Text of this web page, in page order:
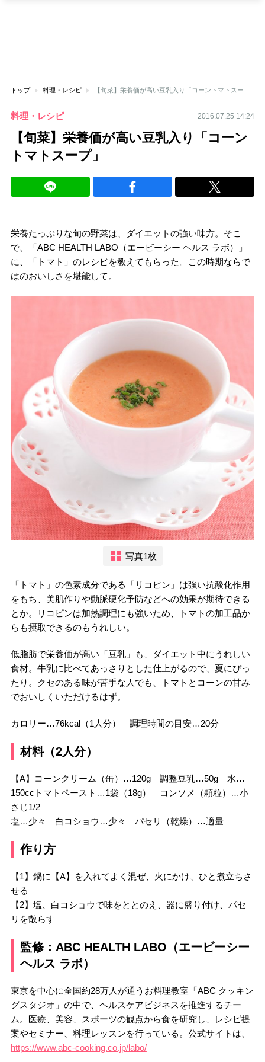
トップ 料理・レシピ
料理・レシピ 2016.07.25 14:24
【旬菜】栄養価が高い豆乳入り「コーン
トマトスープ」
栄養たっぷりな旬の野菜は、ダイエットの強い味方。そこ
で、「ABC HEALTH LABO（エービーシー ヘルス ラボ）」
に、「トマト」のレシピを教えてもらった。この時期ならで
はのおいしさを堪能して。
写真1枚
「トマト」の色素成分である「リコピン」は強い抗酸化作用
をもち、美肌作りや動脈硬化予防などへの効果が期待できる
とか。リコピンは加熱調理にも強いため、トマトの加工品か
らも摂取できるのもうれしい。
低脂肪で栄養価が高い「豆乳」も、ダイエット中にうれしい
食材。牛乳に比べてあっさりとした仕上がるので、夏にぴっ
たり。クセのある味が苦手な人でも、トマトとコーンの甘み
でおいしくいただけるはず。
カロリー…76kcal（1人分） 調理時間の目安…20分
材料（2人分）
【A】コーンクリーム（缶）…120g 調整豆乳…50g 水…
150ccトマトペースト…1袋（18g） コンソメ（顆粒）…小
さじ1/2
塩…少々 白コショウ…少々 パセリ（乾燥）…適量
作り方
【1】鍋に【A】を入れてよく混ぜ、火にかけ、ひと煮立ちさ
せる
【2】塩、白コショウで味をととのえ、器に盛り付け、パセ
リを散らす
監修：ABC HEALTH LABO（エービーシー
ヘルス ラボ）
東京を中心に全国約28万人が通うお料理教室「ABC クッキン
グスタジオ」の中で、ヘルスケアビジネスを推進するチー
ム。医療、美容、スポーツの観点から食を研究し、レシピ提
案やセミナー、料理レッスンを行っている。公式サイトは、
https://www.abc-cooking.co.jp/labo/